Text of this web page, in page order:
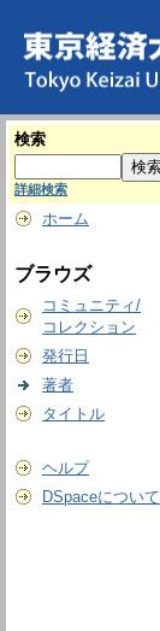
検索
詳細検索
ホーム
ブラウズ
コミュニティ/
コレクション
発行日
著者
タイトル
ヘルプ
DSpaceについて